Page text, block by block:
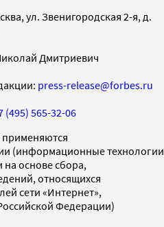
ул. Звенигородская 2-я, д.
Дмитриевич
press-release@forbes.ru
(495) 565-32-06
(информационные технологии
основе сбора,
относящихся
сети «Интернет»,
Федерации)